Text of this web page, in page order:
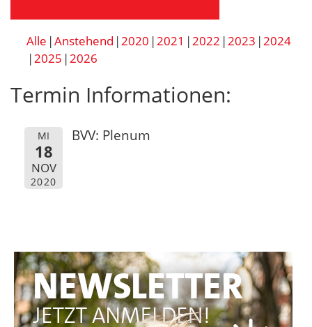
Alle Anstehend 2020 2021 2022 2023 2024
2025 2026
Termin Informationen:
MI
18
NOV
2020
BVV: Plenum